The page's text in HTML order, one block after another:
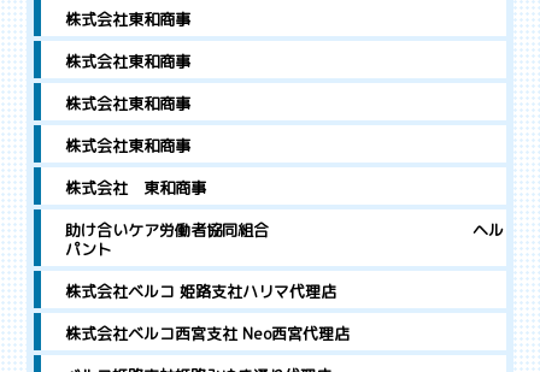
株式会社東和商事
株式会社東和商事
株式会社東和商事
株式会社東和商事
株式会社 東和商事
助け合いケア労働者協同組合 ヘル
パント
株式会社ベルコ 姫路支社ハリマ代理店
株式会社ベルコ西宮支社 Neo西宮代理店